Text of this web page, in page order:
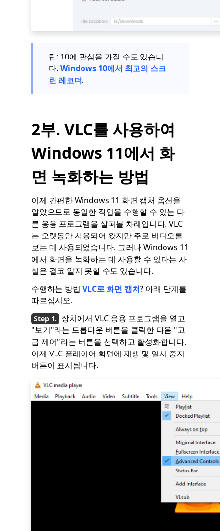
팁: 10에 관심을 가질 수도 있습니
다. Windows 10에서 최고의 스크
린 레코더.
2부. VLC를 사용하여
Windows 11에서 화
면 녹화하는 방법
이제 간편한 Windows 11 화면 캡처 옵션을
알았으므로 동일한 작업을 수행할 수 있는 다
른 응용 프로그램을 살펴볼 차례입니다. VLC
는 오랫동안 사용되어 왔지만 주로 비디오를
보는 데 사용되었습니다. 그러나 Windows 11
에서 화면을 녹화하는 데 사용할 수 있다는 사
실은 결코 알지 못할 수도 있습니다.
수행하는 방법 VLC로 화면 캡처? 아래 단계를
따르십시오.
장치에서 VLC 응용 프로그램을 열고
"보기"라는 드롭다운 버튼을 클릭한 다음 "고
급 제어"라는 버튼을 선택하고 활성화합니다.
이제 VLC 플레이어 화면에 재생 및 일시 중지
버튼이 표시됩니다.